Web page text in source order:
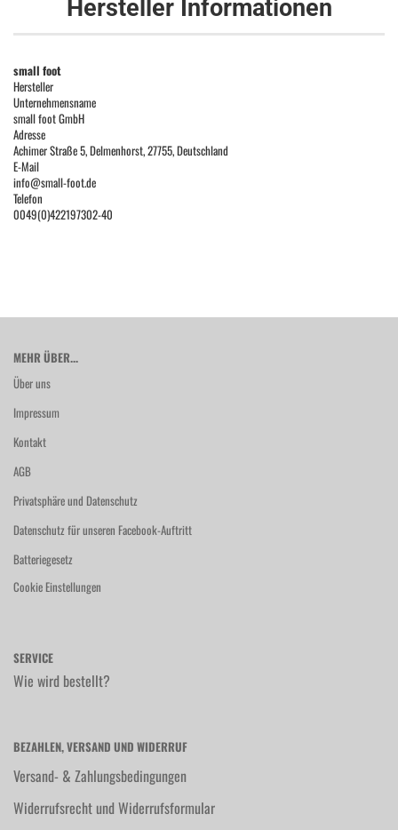
Hersteller Informationen
small foot
Hersteller
Unternehmensname
small foot GmbH
Adresse
Achimer Straße 5, Delmenhorst, 27755, Deutschland
E-Mail
info@small-foot.de
Telefon
0049(0)422197302-40
MEHR ÜBER...
Über uns
Impressum
Kontakt
AGB
Privatsphäre und Datenschutz
Datenschutz für unseren Facebook-Auftritt
Batteriegesetz
Cookie Einstellungen
SERVICE
Wie wird bestellt?
BEZAHLEN, VERSAND UND WIDERRUF
Versand- & Zahlungsbedingungen
Widerrufsrecht und Widerrufsformular